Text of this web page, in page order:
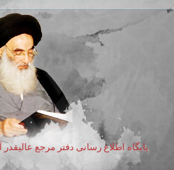
پایگاه اطلاع رسانی دفتر مرجع